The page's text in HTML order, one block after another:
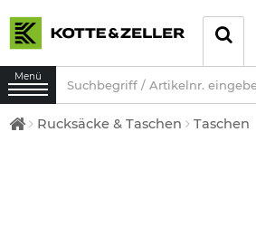
Menü
Rucksäcke & Taschen Taschen